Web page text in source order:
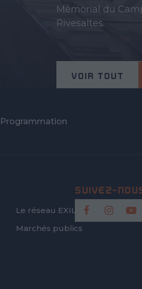
Mémorial du
Rivesaltes.
VOIR TOUT
Programmation
Le réseau EXILIS
Marchés publics